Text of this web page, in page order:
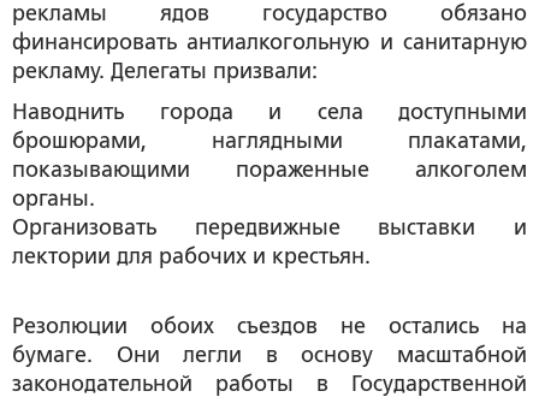
рекламы ядов государство обязано
финансировать антиалкогольную и санитарную
рекламу. Делегаты призвали:
Наводнить города и села доступными
брошюрами, наглядными плакатами,
показывающими пораженные алкоголем
органы.
Организовать передвижные выставки и
лектории для рабочих и крестьян.
Резолюции обоих съездов не остались на
бумаге. Они легли в основу масштабной
законодательной работы в Государственной